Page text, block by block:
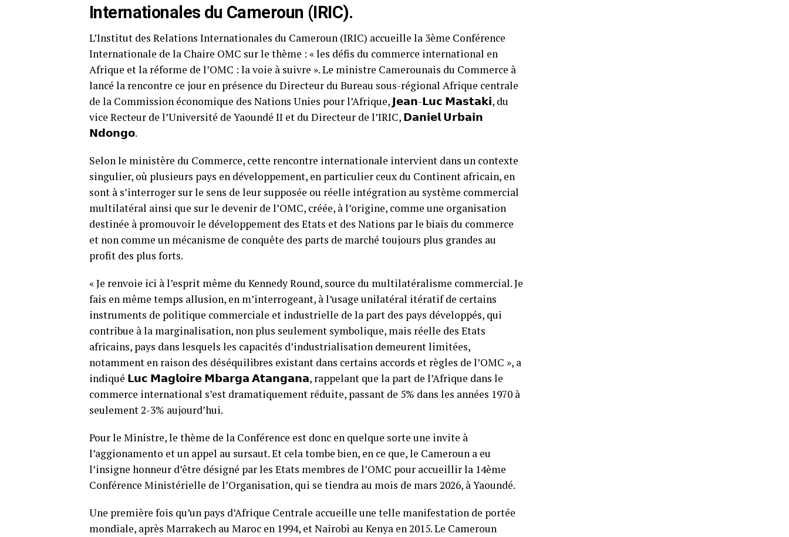
Internationales du Cameroun (IRIC).
L’Institut des Relations Internationales du Cameroun (IRIC) accueille la 3ème Conférence
Internationale de la Chaire OMC sur le thème : « les défis du commerce international en
Afrique et la réforme de l’OMC : la voie à suivre ». Le ministre Camerounais du Commerce à
lancé la rencontre ce jour en présence du Directeur du Bureau sous-régional Afrique centrale
de la Commission économique des Nations Unies pour l’Afrique, 𝗝𝗲𝗮𝗻-𝗟𝘂𝗰 𝗠𝗮𝘀𝘁𝗮𝗸𝗶, du
vice Recteur de l’Université de Yaoundé II et du Directeur de l’IRIC, 𝗗𝗮𝗻𝗶𝗲𝗹 𝗨𝗿𝗯𝗮𝗶𝗻
𝗡𝗱𝗼𝗻𝗴𝗼.
Selon le ministère du Commerce, cette rencontre internationale intervient dans un contexte
singulier, où plusieurs pays en développement, en particulier ceux du Continent africain, en
sont à s’interroger sur le sens de leur supposée ou réelle intégration au système commercial
multilatéral ainsi que sur le devenir de l’OMC, créée, à l’origine, comme une organisation
destinée à promouvoir le développement des Etats et des Nations par le biais du commerce
et non comme un mécanisme de conquête des parts de marché toujours plus grandes au
profit des plus forts.
« Je renvoie ici à l’esprit même du Kennedy Round, source du multilatéralisme commercial. Je
fais en même temps allusion, en m’interrogeant, à l’usage unilatéral itératif de certains
instruments de politique commerciale et industrielle de la part des pays développés, qui
contribue à la marginalisation, non plus seulement symbolique, mais réelle des Etats
africains, pays dans lesquels les capacités d’industrialisation demeurent limitées,
notamment en raison des déséquilibres existant dans certains accords et règles de l’OMC », a
indiqué 𝗟𝘂𝗰 𝗠𝗮𝗴𝗹𝗼𝗶𝗿𝗲 𝗠𝗯𝗮𝗿𝗴𝗮 𝗔𝘁𝗮𝗻𝗴𝗮𝗻𝗮, rappelant que la part de l’Afrique dans le
commerce international s’est dramatiquement réduite, passant de 5% dans les années 1970 à
seulement 2-3% aujourd’hui.
Pour le Ministre, le thème de la Conférence est donc en quelque sorte une invite à
l’aggionamento et un appel au sursaut. Et cela tombe bien, en ce que, le Cameroun a eu
l’insigne honneur d’être désigné par les Etats membres de l’OMC pour accueillir la 14ème
Conférence Ministérielle de l’Organisation, qui se tiendra au mois de mars 2026, à Yaoundé.
Une première fois qu’un pays d’Afrique Centrale accueille une telle manifestation de portée
mondiale, après Marrakech au Maroc en 1994, et Nairobi au Kenya en 2015. Le Cameroun